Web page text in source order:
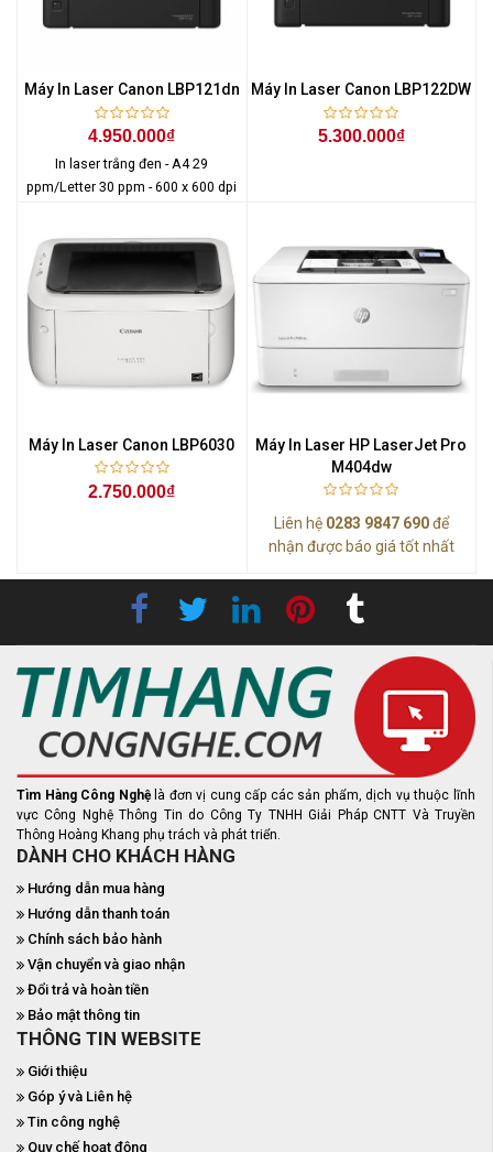
Máy In Laser Canon LBP121dn
4.950.000₫
In laser trắng đen - A4 29
ppm/Letter 30 ppm - 600 x 600 dpi
Máy In Laser Canon LBP122DW
5.300.000₫
Máy In Laser Canon LBP6030
2.750.000₫
Máy In Laser HP LaserJet Pro
M404dw
Liên hệ 0283 9847 690để
nhận được báo giá tốt nhất
Tìm Hàng Công Nghệ là đơn vị cung cấp các sản phẩm, dịch vụ thuộc lĩnh
vực Công Nghệ Thông Tin do Công Ty TNHH Giải Pháp CNTT Và Truyền
Thông Hoàng Khang phụ trách và phát triển.
DÀNH CHO KHÁCH HÀNG
Hướng dẫn mua hàng
Hướng dẫn thanh toán
Chính sách bảo hành
Vận chuyển và giao nhận
Đổi trả và hoàn tiền
Bảo mật thông tin
THÔNG TIN WEBSITE
Giới thiệu
Góp ý và Liên hệ
Tin công nghệ
Quy chế hoạt động